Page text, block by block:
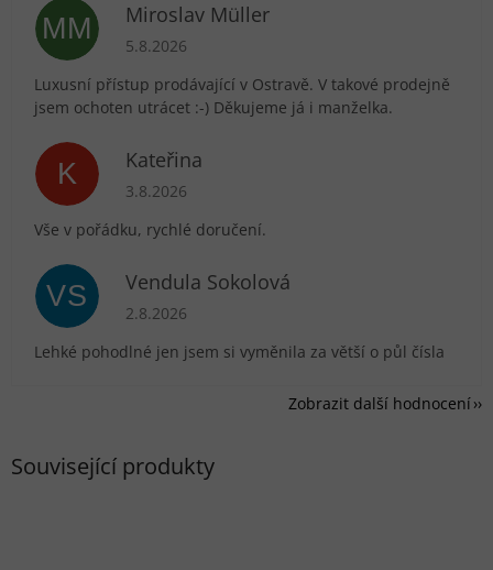
Související produkty
MM Miroslav Müller
Hodnocení obchodu je 5 z 5 hvězdiček.
5.8.2026
Luxusní přístup prodávající v Ostravě. V takové prodejně
jsem ochoten utrácet :-) Děkujeme já i manželka.
K Kateřina
Hodnocení obchodu je 5 z 5 hvězdiček.
3.8.2026
Vše v pořádku, rychlé doručení.
VS Vendula Sokolová
Hodnocení obchodu je 5 z 5 hvězdiček.
2.8.2026
Lehké pohodlné jen jsem si vyměnila za větší o půl čísla
Zobrazit další hodnocení